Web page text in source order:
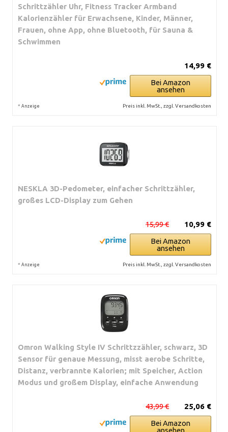
Schrittzähler Uhr, Fitness Tracker Armband
Kalorienzähler für Erwachsene, Kinder, Männer,
Frauen, ohne App, ohne Bluetooth, für Sauna &
Schwimmen
14,99 €
Bei Amazon
ansehen
* Anzeige Preis inkl. MwSt., zzgl. Versandkosten
NESKLA 3D-Pedometer, einfacher Schrittzähler,
großes LCD-Display zum Gehen
10,99 €
15,99 €
Bei Amazon
ansehen
* Anzeige Preis inkl. MwSt., zzgl. Versandkosten
Omron Walking Style IV Schrittzzähler, schwarz, 3D
Sensor für genaue Messung, misst aerobe Schritte,
Distanz, verbrannte Kalorien; mit Speicher, Action
Modus und großem Display, einfache Anwendung
25,06 €
43,99 €
Bei Amazon
ansehen